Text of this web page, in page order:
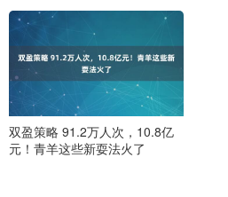
双盈策略 91.2万人次，10.8亿
元！青羊这些新耍法火了